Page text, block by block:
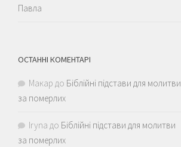
Павла
ОСТАННІ КОМЕНТАРІ
Макар до Біблійні підстави для молитви
за померлих
Iryna до Біблійні підстави для молитви
за померлих